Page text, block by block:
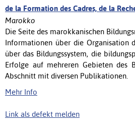
de la Formation des Cadres, de la
Marokko
Die Seite des marokkanischen
Informationen über die Organisation
über das Bildungssystem, die
Erfolge auf mehreren Gebieten des
Abschnitt mit diversen Publikationen.
Mehr Info
Link als defekt melden